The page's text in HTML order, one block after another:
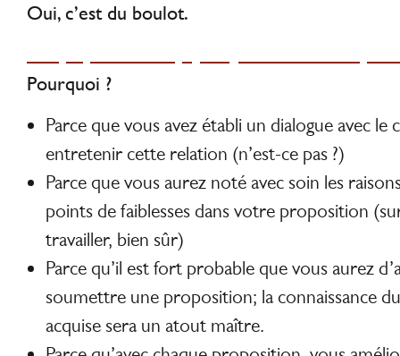
Oui, c’est du boulot.
Pourquoi ?
Parce que vous avez établi un dialogue avec le
entretenir cette relation (n’est-ce pas ?)
Parce que vous aurez noté avec soin les
points de faiblesses dans votre proposition
travailler, bien sûr)
Parce qu’il est fort probable que vous aurez
soumettre une proposition; la connaissance
acquise sera un atout maître.